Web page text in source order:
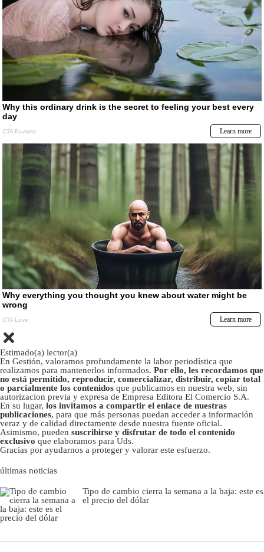
Estimado(a) lector(a)
En Gestión, valoramos profundamente la labor periodística que
realizamos para mantenerlos informados. Por ello, les recordamos que
no está permitido, reproducir, comercializar, distribuir, copiar total
o parcialmente los contenidos que publicamos en nuestra web, sin
autorizacion previa y expresa de Empresa Editora El Comercio S.A.
En su lugar, los invitamos a compartir el enlace de nuestras
publicaciones, para que más personas puedan acceder a información
veraz y de calidad directamente desde nuestra fuente oficial.
Asimismo, pueden suscribirse y disfrutar de todo el contenido
exclusivo que elaboramos para Uds.
Gracias por ayudarnos a proteger y valorar este esfuerzo.
últimas noticias
Tipo de cambio cierra la semana a la baja: este es
el precio del dólar